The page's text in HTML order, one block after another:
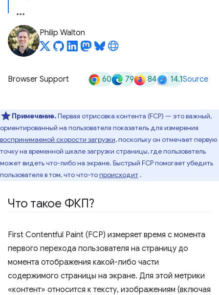
Philip Walton
Browser Support 60 79 84 14.1Source
Примечание.Первая отрисовка контента (FCP) — это важный,
ориентированный на пользователя показатель для измерения
воспринимаемой скорости загрузки,поскольку он отмечает первую
точку на временной шкале загрузки страницы, где пользователь
может видеть что-либо на экране. Быстрый FCP помогает убедить
пользователя в том, что что-топроисходит .
Что такое ФКП?
First Contentful Paint (FCP) измеряет время с момента
первого перехода пользователя на страницу до
момента отображения какой-либо части
содержимого страницы на экране. Для этой метрики
«контент» относится к тексту, изображениям (включая